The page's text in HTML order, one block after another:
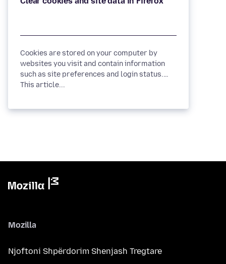
Cookies are stored on your computer by
websites you visit and contain information
such as site preferences and login status.
This article...
Mozilla
Njoftoni Shpërdorim Shenjash Tregtare